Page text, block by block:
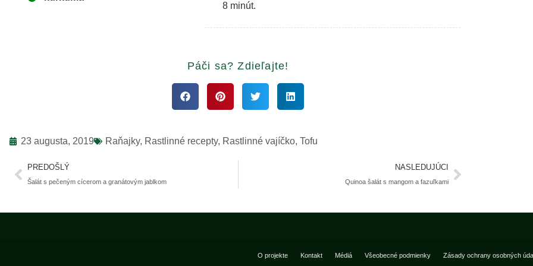
8 minút.
Páči sa? Zdieľajte!
23 augusta, 2019 Raňajky, Rastlinné recepty, Rastlinné vajíčko, Tofu
PREDOŠLÝ
Šalát s pečeným cícerom a granátovým jablkom
NASLEDUJÚCI
Quinoa šalát s mangom a fazuľkami
O projekte Kontakt Médiá Všeobecné podmienky Zásady ochrany osobných